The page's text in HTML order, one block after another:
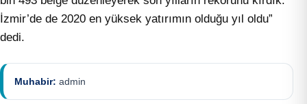
İzmir’de de 2020 en yüksek yatırımın olduğu yıl oldu”
dedi.
Muhabir: admin